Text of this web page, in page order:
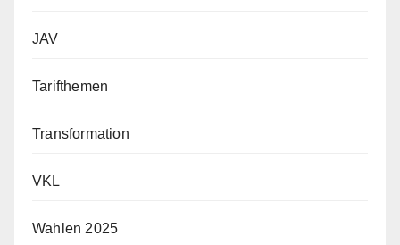
JAV
Tarifthemen
Transformation
VKL
Wahlen 2025